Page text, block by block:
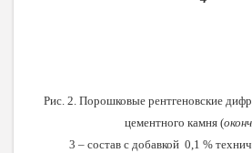
Рис. 2. Порошковые рентгеновские
цементного камня (
3 – состав с добавкой 0,1 %